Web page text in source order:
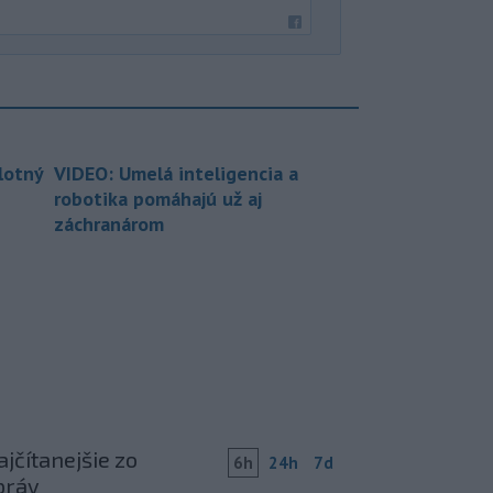
VIDEO: Umelá inteligencia a
robotika pomáhajú už aj
záchranárom
zo
6h 24h 7d